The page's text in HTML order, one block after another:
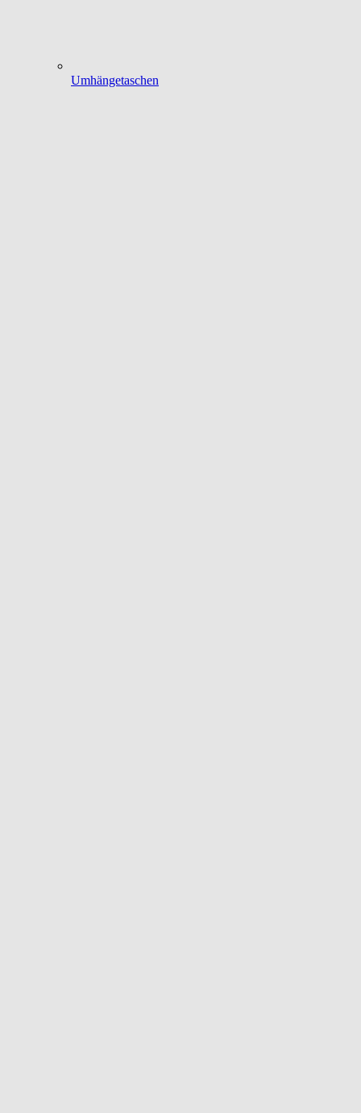
Umhängetaschen